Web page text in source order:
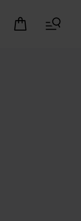
Det er ingen